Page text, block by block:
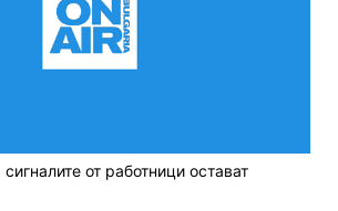
сигналите от работници остават